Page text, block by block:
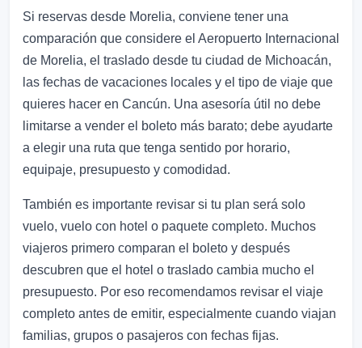
Si reservas desde Morelia, conviene tener una
comparación que considere el Aeropuerto Internacional
de Morelia, el traslado desde tu ciudad de Michoacán,
las fechas de vacaciones locales y el tipo de viaje que
quieres hacer en Cancún. Una asesoría útil no debe
limitarse a vender el boleto más barato; debe ayudarte
a elegir una ruta que tenga sentido por horario,
equipaje, presupuesto y comodidad.
También es importante revisar si tu plan será solo
vuelo, vuelo con hotel o paquete completo. Muchos
viajeros primero comparan el boleto y después
descubren que el hotel o traslado cambia mucho el
presupuesto. Por eso recomendamos revisar el viaje
completo antes de emitir, especialmente cuando viajan
familias, grupos o pasajeros con fechas fijas.